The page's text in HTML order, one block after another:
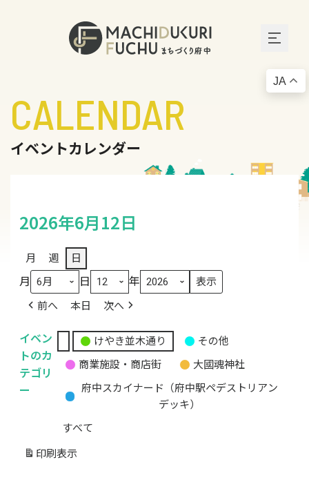
CALENDAR
イベントカレンダー
2026年6月12日
月 週 日
月 日 年
前へ 本日 次へ
イベン
トのカ
テゴリ
ー
無
題
カ
ゴ
リ
けやき並木通り
その他
商業施設・商店街
大國魂神社
府中スカイナード（府中駅ペデストリアン
デッキ）
すべて
印刷 表示
JA